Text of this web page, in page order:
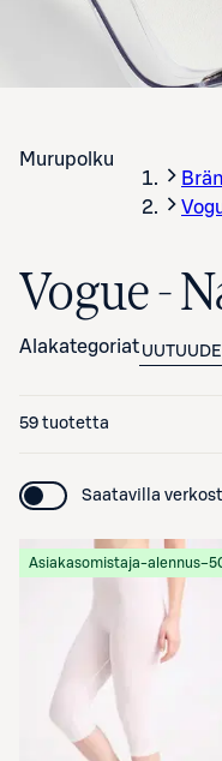
Murupolku
Vogue -
Alakategoriat
59 tuotetta
Saatavilla
Asiakasomistaja-alennus